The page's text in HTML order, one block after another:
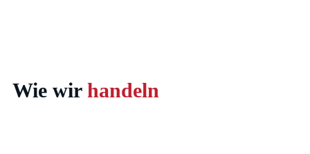
Wie wir handeln